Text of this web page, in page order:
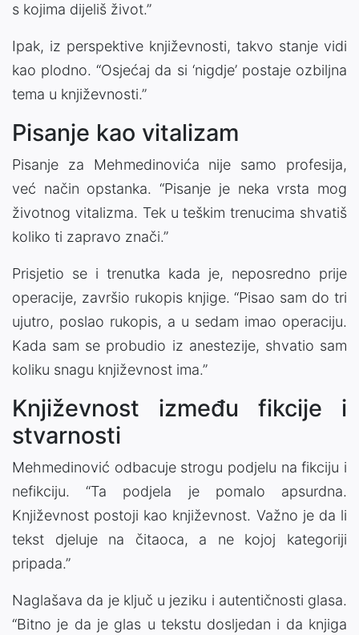
s kojima dijeliš život.”
Ipak, iz perspektive književnosti, takvo stanje vidi
kao plodno. “Osjećaj da si ‘nigdje’ postaje ozbiljna
tema u književnosti.”
Pisanje kao vitalizam
Pisanje za Mehmedinovića nije samo profesija,
već način opstanka. “Pisanje je neka vrsta mog
životnog vitalizma. Tek u teškim trenucima shvatiš
koliko ti zapravo znači.”
Prisjetio se i trenutka kada je, neposredno prije
operacije, završio rukopis knjige. “Pisao sam do tri
ujutro, poslao rukopis, a u sedam imao operaciju.
Kada sam se probudio iz anestezije, shvatio sam
koliku snagu književnost ima.”
Književnost između fikcije i
stvarnosti
Mehmedinović odbacuje strogu podjelu na fikciju i
nefikciju. “Ta podjela je pomalo apsurdna.
Književnost postoji kao književnost. Važno je da li
tekst djeluje na čitaoca, a ne kojoj kategoriji
pripada.”
Naglašava da je ključ u jeziku i autentičnosti glasa.
“Bitno je da je glas u tekstu dosljedan i da knjiga